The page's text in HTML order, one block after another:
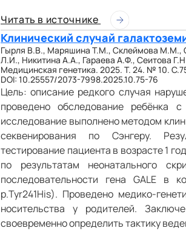
Читать в источнике
Клинический случай
Гырля В.В., Маряшина Т.М., Склеймова М.М.,
Л.И., Никитина А.А., Гараева А.Ф., Сеитова
Медицинская генетика. 2025. Т. 24. № 10.
DOI: 10.25557/2073-7998.2025.10.75-76
Цель: описание редкого случая
проведено обследование ребёнка с
исследование выполнено методом
секвенирования по Сэнгеру.
тестирование пациента в возрасте 1
по результатам неонатального
последовательности гена GALE в
p.Tyr241His). Проведено медико-
носительства у родителей.
своевременно определить тактику